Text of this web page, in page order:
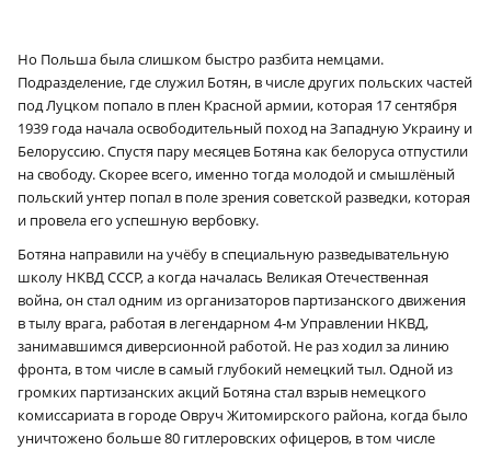
Но Польша была слишком быстро разбита немцами.
Подразделение, где служил Ботян, в числе других польских частей
под Луцком попало в плен Красной армии, которая 17 сентября
1939 года начала освободительный поход на Западную Украину и
Белоруссию. Спустя пару месяцев Ботяна как белоруса отпустили
на свободу. Скорее всего, именно тогда молодой и смышлёный
польский унтер попал в поле зрения советской разведки, которая
и провела его успешную вербовку.
Ботяна направили на учёбу в специальную разведывательную
школу НКВД СССР, а когда началась Великая Отечественная
война, он стал одним из организаторов партизанского движения
в тылу врага, работая в легендарном 4‑м Управлении НКВД,
занимавшимся диверсионной работой. Не раз ходил за линию
фронта, в том числе в самый глубокий немецкий тыл. Одной из
громких партизанских акций Ботяна стал взрыв немецкого
комиссариата в городе Овруч Житомирского района, когда было
уничтожено больше 80 гитлеровских офицеров, в том числе